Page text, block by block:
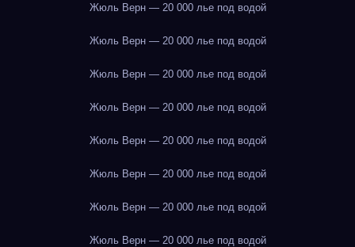
Жюль Верн — 20 000 лье под водой
Жюль Верн — 20 000 лье под водой
Жюль Верн — 20 000 лье под водой
Жюль Верн — 20 000 лье под водой
Жюль Верн — 20 000 лье под водой
Жюль Верн — 20 000 лье под водой
Жюль Верн — 20 000 лье под водой
Жюль Верн — 20 000 лье под водой